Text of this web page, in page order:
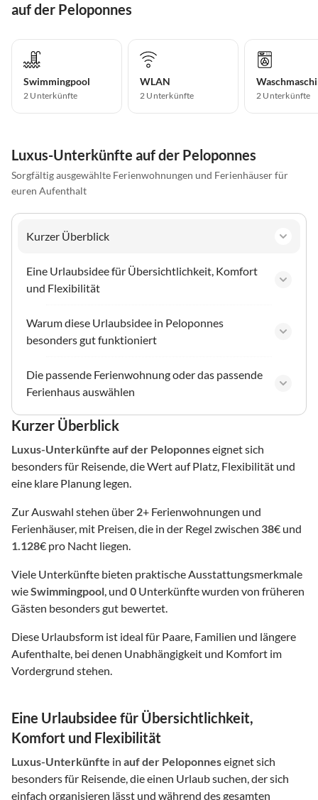
auf der Peloponnes
Swimmingpool
2 Unterkünfte
WLAN
2 Unterkünfte 2 Unterkünfte
Luxus-Unterkünfte auf der Peloponnes
Sorgfältig ausgewählte Ferienwohnungen und Ferienhäuser für
euren Aufenthalt
Kurzer Überblick
Eine Urlaubsidee für Übersichtlichkeit, Komfort
und Flexibilität
Warum diese Urlaubsidee in Peloponnes
besonders gut funktioniert
Die passende Ferienwohnung oder das passende
Ferienhaus auswählen
Kurzer Überblick
Luxus-Unterkünfte auf der Peloponneseignet sich
besonders für Reisende, die Wert auf Platz, Flexibilität und
eine klare Planung legen.
Zur Auswahl stehen über 2+ Ferienwohnungen und
Ferienhäuser, mit Preisen, die in der Regel zwischen 38€ und
1.128€ pro Nacht liegen.
Viele Unterkünfte bieten praktische Ausstattungsmerkmale
wieSwimmingpool, und 0 Unterkünfte wurden von früheren
Gästen besonders gut bewertet.
Diese Urlaubsform ist ideal für Paare, Familien und längere
Aufenthalte, bei denen Unabhängigkeit und Komfort im
Vordergrund stehen.
Eine Urlaubsidee für Übersichtlichkeit,
Komfort und Flexibilität
Luxus-Unterkünfte in auf der Peloponneseignet sich
besonders für Reisende, die einen Urlaub suchen, der sich
einfach organisieren lässt und während des gesamten